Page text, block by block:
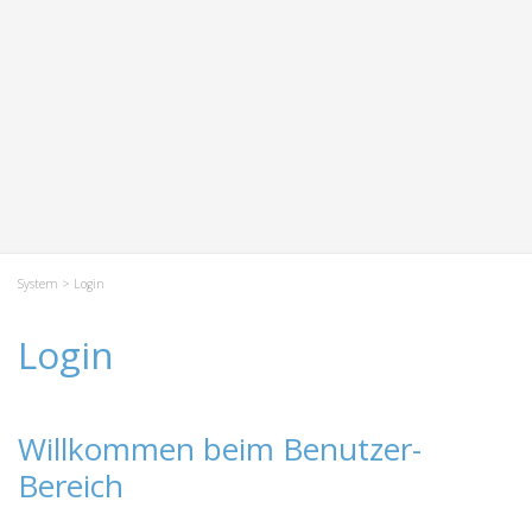
System > Login
Login
Willkommen beim Benutzer-
Bereich